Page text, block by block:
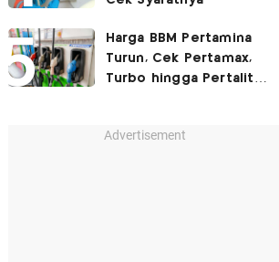
Harga BBM Pertamina
Turun, Cek Pertamax,
Turbo hingga Pertalite
Advertisement